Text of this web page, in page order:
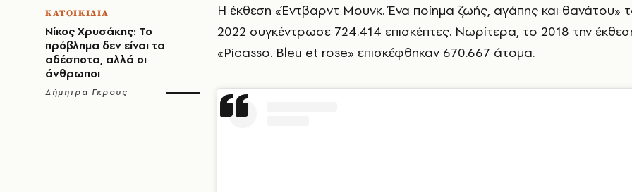
ΚΑΤΟΙΚΙΔΙΑ
Νίκος Χρυσάκης: Το
πρόβλημα δεν είναι τα
αδέσποτα, αλλά οι
άνθρωποι
Δήμητρα Γκρους
Η έκθεση «Έντβαρντ Μουνκ. Ένα ποίημα ζωής, αγάπης και θανάτου»
2022 συγκέντρωσε 724.414 επισκέπτες. Νωρίτερα, το 2018 την
«Picasso. Bleu et rose» επισκέφθηκαν 670.667 άτομα.